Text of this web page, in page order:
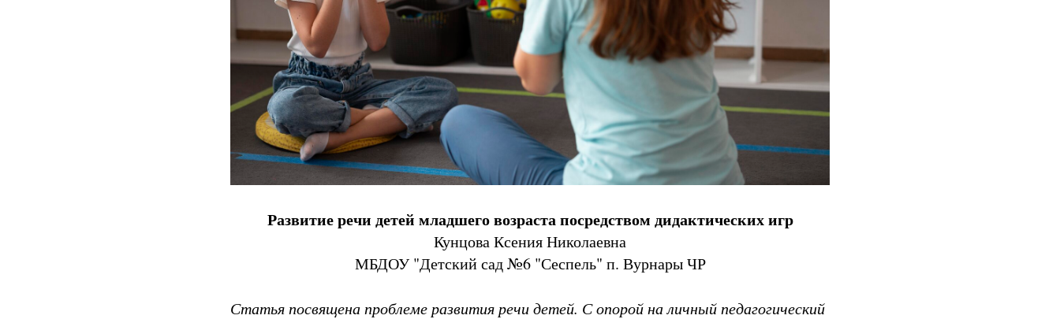
Развитие речи детей младшего возраста посредством дидактических игр
Кунцова Ксения Николаевна
МБДОУ "Детский сад №6 "Сеспель" п. Вурнары ЧР
Статья посвящена проблеме развития речи детей. С опорой на личный педагогический